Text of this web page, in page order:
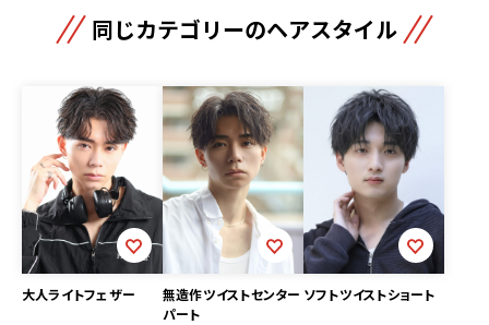
同じカテゴリーのヘアスタイル
大人ライトフェザー
無造作ツイストセンター
パート
ソフトツイストショート